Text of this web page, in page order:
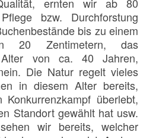
bzw. Durchforstung
bis zu einem
20 Zentimetern, das
von ca. 40 Jahren,
Die Natur regelt vieles
in diesem Alter bereits,
überlebt,
Standort gewählt hat usw.
wir bereits, welcher